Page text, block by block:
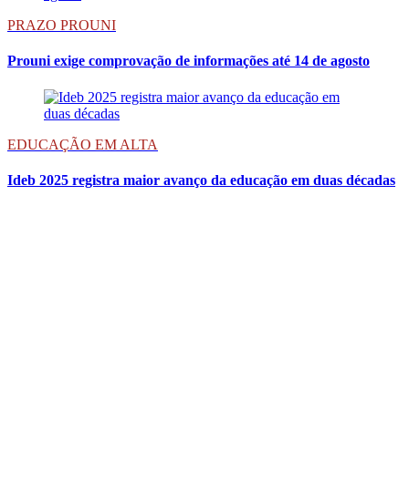
PRAZO PROUNI
Prouni exige comprovação de informações até 14 de agosto
EDUCAÇÃO EM ALTA
Ideb 2025 registra maior avanço da educação em duas décadas